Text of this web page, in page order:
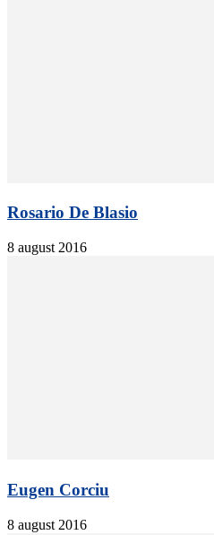
Rosario De Blasio
8 august 2016
Eugen Corciu
8 august 2016